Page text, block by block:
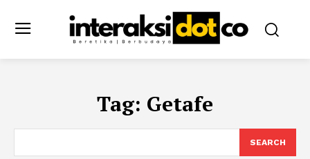
Tag: Getafe
SEARCH